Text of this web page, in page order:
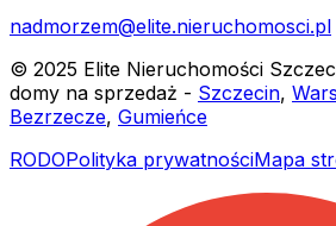
nadmorzem@elite.nieruchomosci.pl
© 2025 Elite Nieruchomości
domy na sprzedaż - Szczecin,
Bezrzecze, Gumieńce
RODOPolityka prywatnościMapa